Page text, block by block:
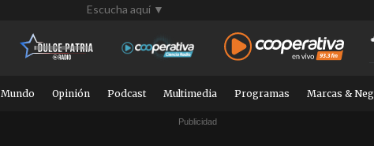
Escucha aquí ▼
Mundo Opinión Podcast Multimedia Programas Marcas &